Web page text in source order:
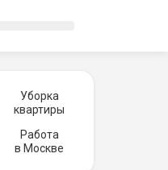
Уборка
квартиры
Работа
в Москве